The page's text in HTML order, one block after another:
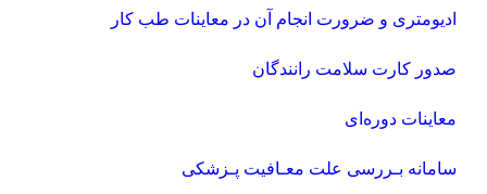
ادیومتری و ضرورت انجام آن در معاینات طب کار
صدور کارت سلامت رانندگان
معاینات دوره‌ای
سامانه بـررسی علت معـافیت پـزشکی